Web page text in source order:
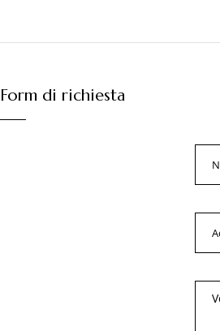
Form di richiesta